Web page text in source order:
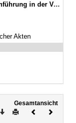
Januar 2023 (GVBl. S. 13) BayRS 34-6-I (§§ 1–5)
Akten
Gesamtansicht
Download
DruckenVorheriges